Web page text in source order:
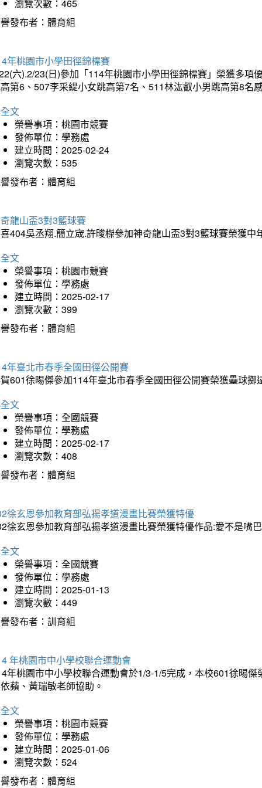
瀏覽次數：465
發布者：體育組
年桃園市小學田徑錦標賽
六).2/23(日)參加「114年桃園市小學田徑錦標賽」榮獲多
第6、507李采緹小女跳高第7名、511林汯叡小男跳高第8名
文
榮譽事項：桃園市競賽
發佈單位：學務處
建立時間：2025-02-24
瀏覽次數：535
發布者：體育組
龍山盃3對3籃球賽
404吳丞翔.簡立宬.許畯榤參加神奇龍山盃3對3籃球賽榮獲中
文
榮譽事項：桃園市競賽
發佈單位：學務處
建立時間：2025-02-17
瀏覽次數：399
發布者：體育組
年臺北市春季全國田徑公開賽
601徐晹傑參加114年臺北市春季全國田徑公開賽榮獲壘球擲
文
榮譽事項：全國競賽
發佈單位：學務處
建立時間：2025-02-17
瀏覽次數：408
發布者：體育組
徐玄恩參加教育部弘揚孝道漫畫比賽榮獲特優
徐玄恩參加教育部弘揚孝道漫畫比賽榮獲特優作品:愛不是嘴
文
榮譽事項：全國競賽
發佈單位：學務處
建立時間：2025-01-13
瀏覽次數：449
發布者：訓育組
年桃園市中小學校聯合運動會
年桃園市中小學校聯合運動會於1/3-1/5完成，本校601徐晹
蘋、黃瑞敏老師協助。
文
榮譽事項：桃園市競賽
發佈單位：學務處
建立時間：2025-01-06
瀏覽次數：524
發布者：體育組